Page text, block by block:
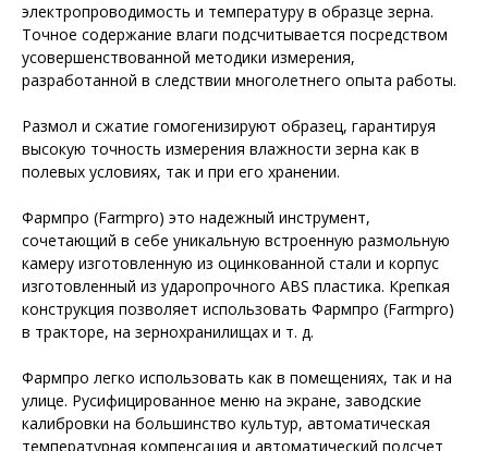
электропроводимость и температуру в образце зерна.
Точное содержание влаги подсчитывается посредством
усовершенствованной методики измерения,
разработанной в следствии многолетнего опыта работы.
Размол и сжатие гомогенизируют образец, гарантируя
высокую точность измерения влажности зерна как в
полевых условиях, так и при его хранении.
Фармпро (Farmpro) это надежный инструмент,
сочетающий в себе уникальную встроенную размольную
камеру изготовленную из оцинкованной стали и корпус
изготовленный из ударопрочного ABS пластика. Крепкая
конструкция позволяет использовать Фармпро (Farmpro)
в тракторе, на зернохранилищах и т. д.
Фармпро легко использовать как в помещениях, так и на
улице. Русифицированное меню на экране, заводские
калибровки на большинство культур, автоматическая
температурная компенсация и автоматический подсчет